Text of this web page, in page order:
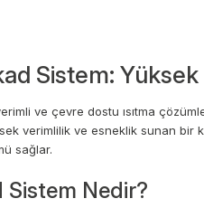
Sistem:
ve çevre dostu ısıtma
verimlilik ve esneklik
sağlar.
Nedir?